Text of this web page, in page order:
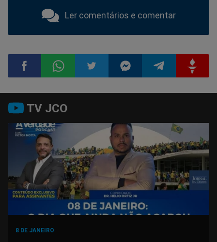
Ler comentários e comentar
Compartilhar
no
Facebook
no
Whatsapp
no
Twitter
no
Messenger
no
Telegram
no
Gettr
TV JCO
8 DE JANEIRO